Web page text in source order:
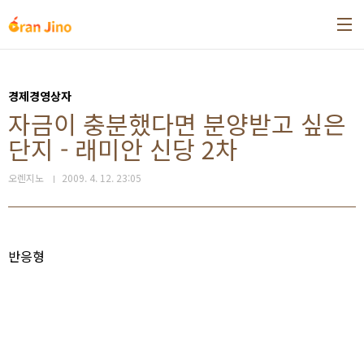
경제경영상자
자금이 충분했다면 분양받고 싶은
단지 - 래미안 신당 2차
오렌지노 2009. 4. 12. 23:05
반응형